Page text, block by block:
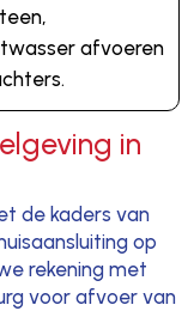
afvoeren
in
de kaders van
op
rekening met
voor afvoer van